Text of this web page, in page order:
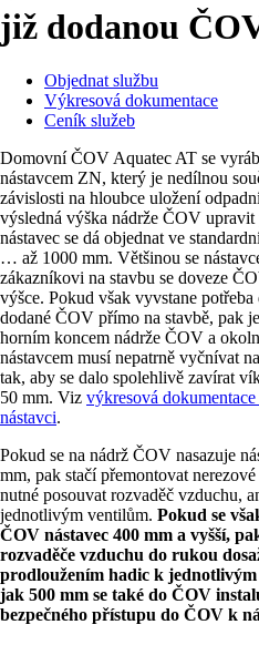
již dodanou
Objednat službu
Výkresová dokumentace
Ceník služeb
Domovní ČOV Aquatec AT se
nástavcem ZN, který je nedílnou
závislosti na hloubce uložení
výsledná výška nádrže ČOV
nástavec se dá objednat ve
… až 1000 mm. Většinou se
zákazníkovi na stavbu se doveze
výšce. Pokud však vyvstane
dodané ČOV přímo na stavbě, pak
horním koncem nádrže ČOV a
nástavcem musí nepatrně vyčnívat
tak, aby se dalo spolehlivě zavírat
50 mm. Viz výkresová
nástavci.
Pokud se na nádrž ČOV nasazuje
mm, pak stačí přemontovat
nutné posouvat rozvaděč vzduchu,
jednotlivým ventilům. Pokud se
ČOV nástavec 400 mm a vyšší,
rozvaděče vzduchu do rukou
prodloužením hadic k
jak 500 mm se také do ČOV
bezpečného přístupu do ČOV k